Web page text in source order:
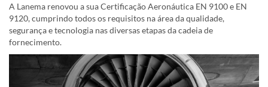
A Lanema renovou a sua Certificação Aeronáutica EN 9100 e EN
9120, cumprindo todos os requisitos na área da qualidade,
segurança e tecnologia nas diversas etapas da cadeia de
fornecimento.